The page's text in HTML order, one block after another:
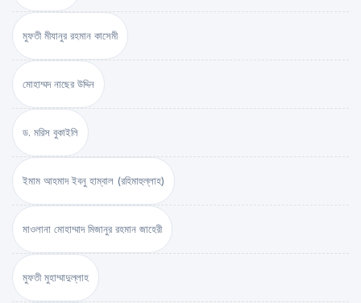
মুফতী মীযানুর রহমান কাসেমী
মোহাম্মদ নাছের উদ্দিন
ড. মরিস বুকাইলি
ইমাম আহমাদ ইবনু হাম্বাল (রহিমাহুল্লাহ)
মাওলানা মোহাম্মাদ মিজানুর রহমান জাহেরী
মুফতী মুহাম্মাদুল্লাহ